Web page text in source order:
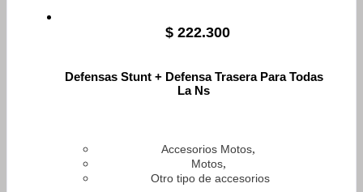
$ 222.300
Defensas Stunt + Defensa Trasera Para Todas
La Ns
Accesorios Motos,
Motos,
Otro tipo de accesorios